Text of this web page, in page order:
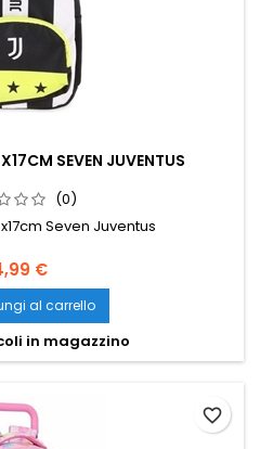
SEVEN JUVENTUS
(0)
Seven Juventus
€
al carrello
in magazzino
favorite_border